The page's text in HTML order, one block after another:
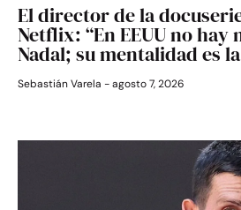
El director de la docuserie
Netflix: “En EEUU no hay
Nadal; su mentalidad es
Sebastián Varela agosto 7, 2026